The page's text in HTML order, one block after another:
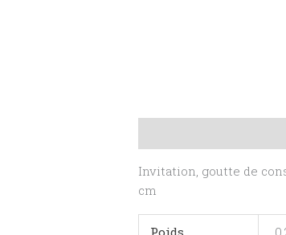
Invitation, goutte de
cm